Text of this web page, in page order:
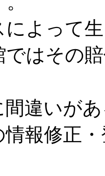
によって
ではその
違いが
情報修正